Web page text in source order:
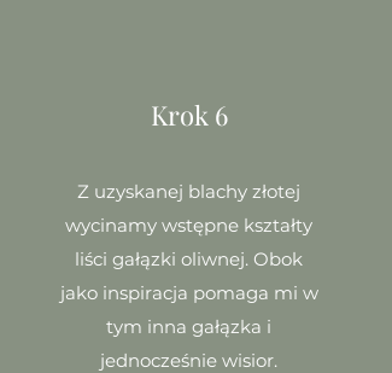
Krok 6
Z uzyskanej blachy złotej
wycinamy wstępne kształty
liści gałązki oliwnej. Obok
jako inspiracja pomaga mi w
tym inna gałązka i
jednocześnie wisior.